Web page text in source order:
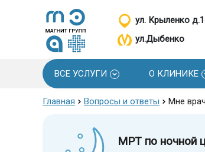
ул. Крыленко
ул.Дыбенко
ВСЕ УСЛУГИ О КЛИНИКЕ
Главная Вопросы и ответы Мне
МРТ по ночной